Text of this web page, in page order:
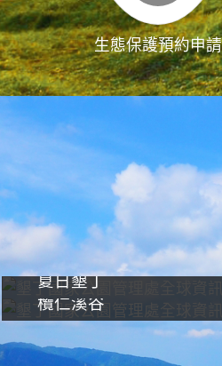
生態保護預約申請
夏日墾丁
欖仁溪谷